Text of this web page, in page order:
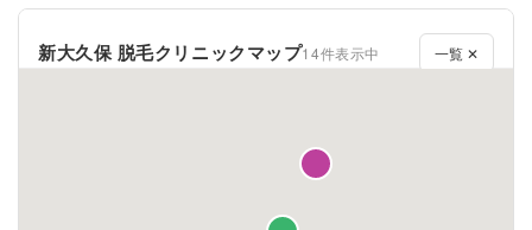
新大久保 脱毛クリニックマップ14件表示中 一覧 ✕